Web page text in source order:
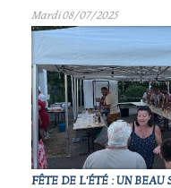
Mardi 08/07/2025
FÊTE DE L'ÉTÉ : UN BEAU